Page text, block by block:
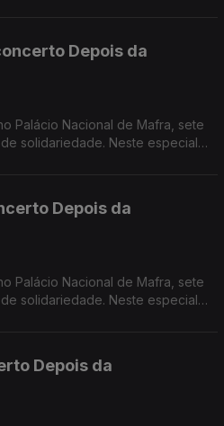
Depois da
Palácio Nacional de Mafra, sete
solidariedade. Neste especial
Depois da
Palácio Nacional de Mafra, sete
solidariedade. Neste especial
Depois da